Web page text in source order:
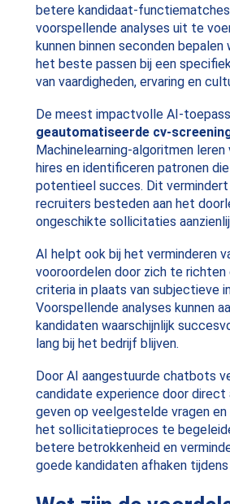
betere kandidaat-
voorspellende analyses uit te
kunnen binnen seconden
het beste passen bij een
van vaardigheden, ervaring en
De meest impactvolle AI-
geautomatiseerde cv-
Machinelearning-algoritmen
hires en identificeren patronen
potentieel succes. Dit
recruiters besteden aan het
ongeschikte sollicitaties
AI helpt ook bij het verminderen
vooroordelen door zich te
criteria in plaats van subjectieve
Voorspellende analyses kunnen
kandidaten waarschijnlijk
lang bij het bedrijf blijven.
Door AI aangestuurde chatbots
candidate experience door
geven op veelgestelde vragen
het sollicitatieproces te
betere betrokkenheid en
goede kandidaten afhaken